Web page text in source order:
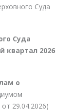
Суда
Суда
квартал 2026
о
29.04.2026)